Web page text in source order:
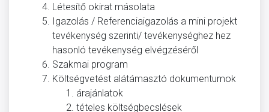
Létesítő okirat másolata
Igazolás / Referenciaigazolás a mini projekt
tevékenység szerinti/ tevékenységhez hez
hasonló tevékenység elvégzéséről
Szakmai program
Költségvetést alátámasztó dokumentumok
árajánlatok
tételes költségbecslések